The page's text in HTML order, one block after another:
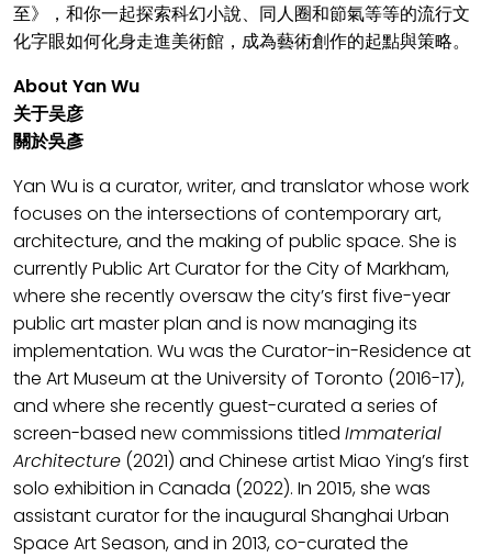
至》，和你一起探索科幻小說、同人圈和節氣等等的流行文
化字眼如何化身走進美術館，成為藝術創作的起點與策略。
About Yan Wu
关于吴彦
關於吳彥
Yan Wu is a curator, writer, and translator whose work
focuses on the intersections of contemporary art,
architecture, and the making of public space. She is
currently Public Art Curator for the City of Markham,
where she recently oversaw the city’s first five-year
public art master plan and is now managing its
implementation. Wu was the Curator-in-Residence at
the Art Museum at the University of Toronto (2016-17),
and where she recently guest-curated a series of
screen-based new commissions titled Immaterial
Architecture (2021) and Chinese artist Miao Ying’s first
solo exhibition in Canada (2022). In 2015, she was
assistant curator for the inaugural Shanghai Urban
Space Art Season, and in 2013, co-curated the